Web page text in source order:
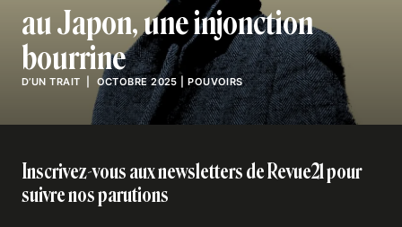
D’UN TRAIT | OCTOBRE 2025 |POUVOIRS
au Japon, une injonction
bourrine
Inscrivez-vous aux newsletters de Revue21 pour
suivre nos parutions